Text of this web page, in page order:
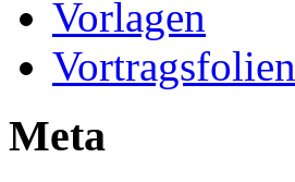
Vorlagen
Vortragsfolien
Meta